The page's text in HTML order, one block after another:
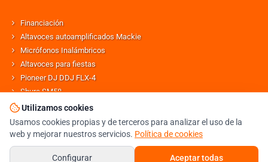
Financiación
Altavoces autoamplificados Mackie
Micrófonos Inalámbricos
Altavoces para fiestas
Pioneer DJ DDJ FLX-4
Shure SM58
Altavoces Behringer
TIENDA DJ ESPECIALISTA EN SONIDO E ILUMINACIÓN PROFESIONAL
Utilizamos cookies
Usamos cookies propias y de terceros para analizar el uso de la
web y mejorar nuestros servicios. Política de cookies
Configurar Aceptar todas